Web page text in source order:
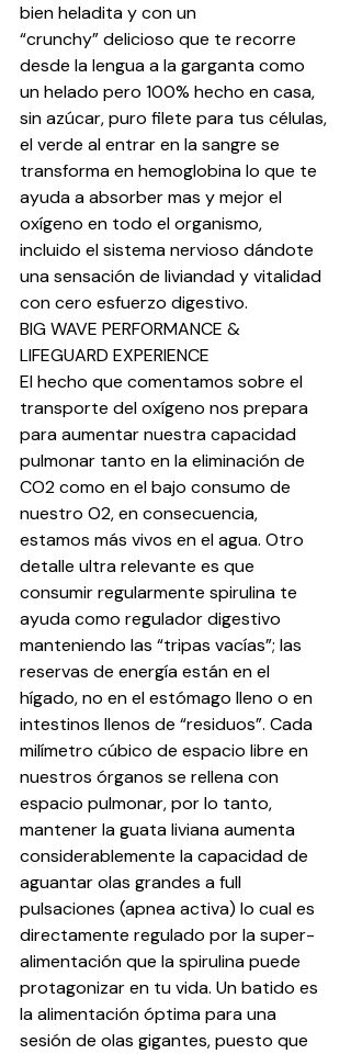
bien heladita y con un
“crunchy” delicioso que te recorre
desde la lengua a la garganta como
un helado pero 100% hecho en casa,
sin azúcar, puro filete para tus células,
el verde al entrar en la sangre se
transforma en hemoglobina lo que te
ayuda a absorber mas y mejor el
oxígeno en todo el organismo,
incluido el sistema nervioso dándote
una sensación de liviandad y vitalidad
con cero esfuerzo digestivo.
BIG WAVE PERFORMANCE &
LIFEGUARD EXPERIENCE
El hecho que comentamos sobre el
transporte del oxígeno nos prepara
para aumentar nuestra capacidad
pulmonar tanto en la eliminación de
CO2 como en el bajo consumo de
nuestro O2, en consecuencia,
estamos más vivos en el agua. Otro
detalle ultra relevante es que
consumir regularmente spirulina te
ayuda como regulador digestivo
manteniendo las “tripas vacías”; las
reservas de energía están en el
hígado, no en el estómago lleno o en
intestinos llenos de “residuos”. Cada
milímetro cúbico de espacio libre en
nuestros órganos se rellena con
espacio pulmonar, por lo tanto,
mantener la guata liviana aumenta
considerablemente la capacidad de
aguantar olas grandes a full
pulsaciones (apnea activa) lo cual es
directamente regulado por la super-
alimentación que la spirulina puede
protagonizar en tu vida. Un batido es
la alimentación óptima para una
sesión de olas gigantes, puesto que